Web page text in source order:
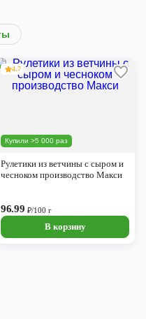
Купили >5 000 раз
4.7
Рулетики из ветчины с сыром и
чесноком производство Макси
96.99₽/100 г
В корзину